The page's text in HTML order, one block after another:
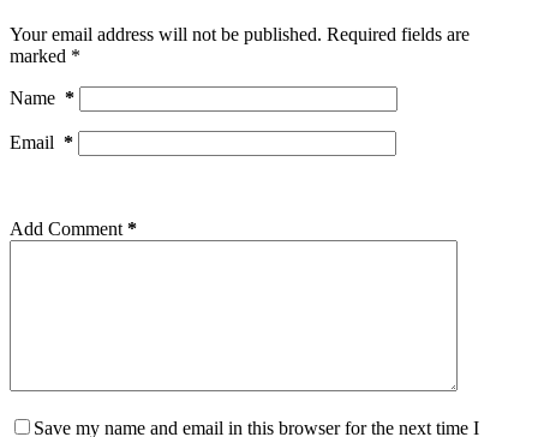
Your email address will not be published. Required fields are
marked *
Name *
Email *
Add Comment *
Save my name and email in this browser for the next time I